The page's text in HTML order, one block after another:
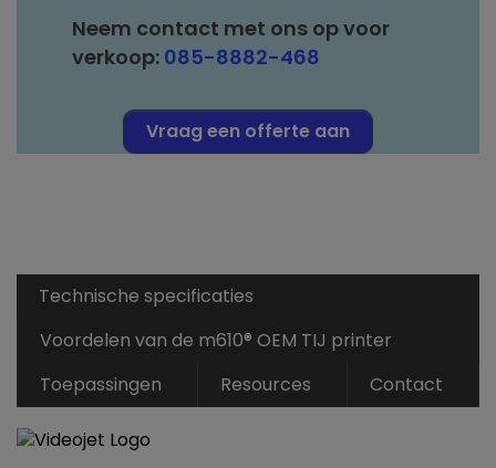
Neem contact met ons op voor
verkoop: 085-8882-468
Vraag een offerte aan
Technische specificaties
Voordelen van de m610® OEM TIJ printer
Toepassingen
Resources Contact